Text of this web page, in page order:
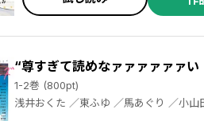
“尊すぎて読めなァァァァァァ
1-2巻 (800pt)
浅井おくた ／東ふゆ ／馬あぐり ／小山田 ／杜若わか ／柏木香乃 ／9℃ ／紺野ぱる ／すずゆき ／せかねこ ／空翔俊介 ／立葵 ／茶々ごま ／